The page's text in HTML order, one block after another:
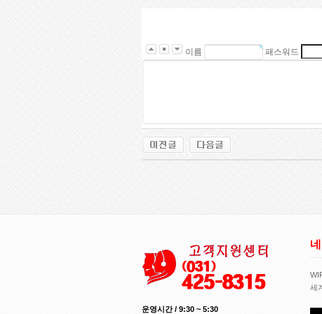
이름 패스워드
운영시간 / 9:30 ~ 5:30
세